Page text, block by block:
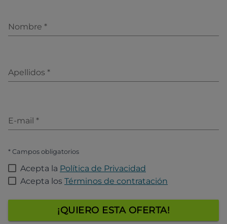
Nombre *
Apellidos *
E-mail *
* Campos obligatorios
Acepta la Política de Privacidad
Acepta los Términos de contratación
¡QUIERO ESTA OFERTA!